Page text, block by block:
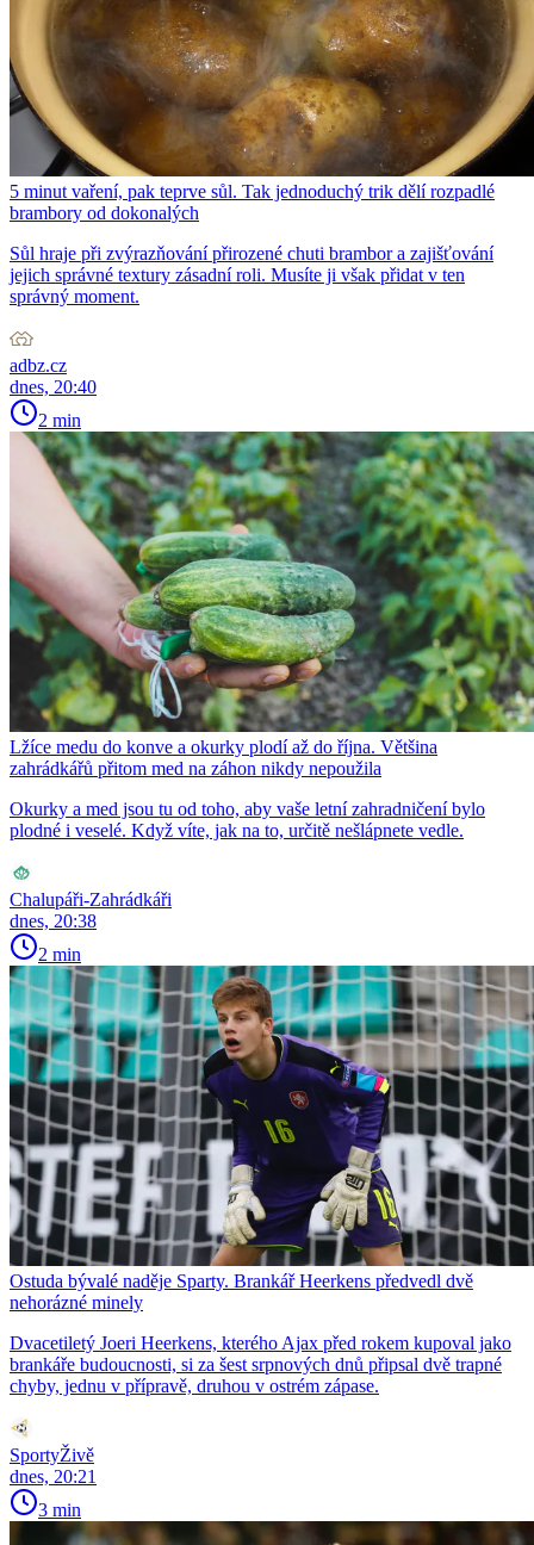
5 minut vaření, pak teprve sůl. Tak jednoduchý trik dělí rozpadlé
brambory od dokonalých
Sůl hraje při zvýrazňování přirozené chuti brambor a zajišťování
jejich správné textury zásadní roli. Musíte ji však přidat v ten
správný moment.
adbz.cz
dnes, 20:40
2 min
Lžíce medu do konve a okurky plodí až do října. Většina
zahrádkářů přitom med na záhon nikdy nepoužila
Okurky a med jsou tu od toho, aby vaše letní zahradničení bylo
plodné i veselé. Když víte, jak na to, určitě nešlápnete vedle.
Chalupáři-Zahrádkáři
dnes, 20:38
2 min
Ostuda bývalé naděje Sparty. Brankář Heerkens předvedl dvě
nehorázné minely
Dvacetiletý Joeri Heerkens, kterého Ajax před rokem kupoval jako
brankáře budoucnosti, si za šest srpnových dnů připsal dvě trapné
chyby, jednu v přípravě, druhou v ostrém zápase.
SportyŽivě
dnes, 20:21
3 min